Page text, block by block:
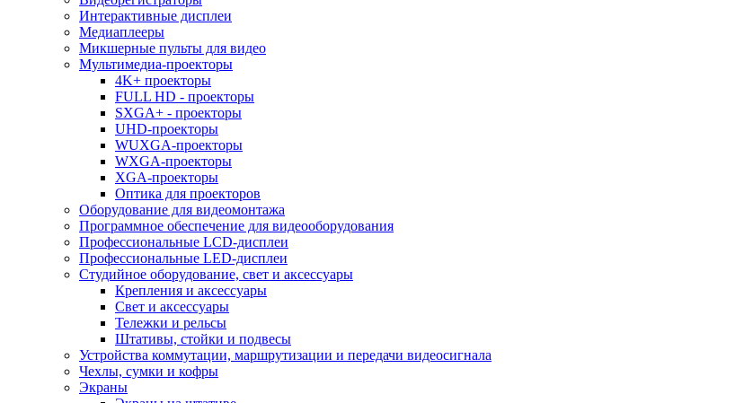
Интерактивные дисплеи
Медиаплееры
Микшерные пульты для видео
Мультимедиа-проекторы
4K+ проекторы
FULL HD - проекторы
SXGA+ - проекторы
UHD-проекторы
WUXGA-проекторы
WXGA-проекторы
XGA-проекторы
Оптика для проекторов
Оборудование для видеомонтажа
Программное обеспечение для видеооборудования
Профессиональные LCD-дисплеи
Профессиональные LED-дисплеи
Студийное оборудование, свет и аксессуары
Крепления и аксессуары
Свет и аксессуары
Тележки и рельсы
Штативы, стойки и подвесы
Устройства коммутации, маршрутизации и передачи видеосигнала
Чехлы, сумки и кофры
Экраны